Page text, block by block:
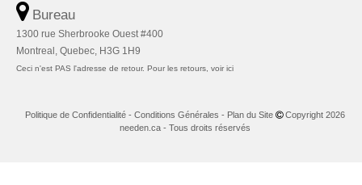
Bureau
1300 rue Sherbrooke Ouest #400
Montreal, Quebec, H3G 1H9
Ceci n'est PAS l'adresse de retour. Pour les retours, voir ici
Politique de Confidentialité - Conditions Générales - Plan du Site
Copyright 2026
needen.ca - Tous droits réservés